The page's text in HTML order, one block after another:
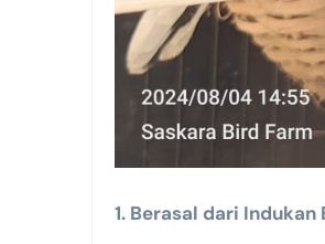
1. Berasal dari